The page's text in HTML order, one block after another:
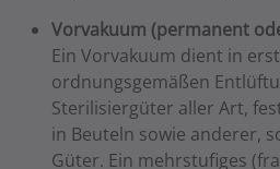
Vorvakuum (permanent
Ein Vorvakuum dient in
ordnungsgemäßen
Sterilisiergüter aller Art,
in Beuteln sowie anderer,
Güter. Ein mehrstufiges